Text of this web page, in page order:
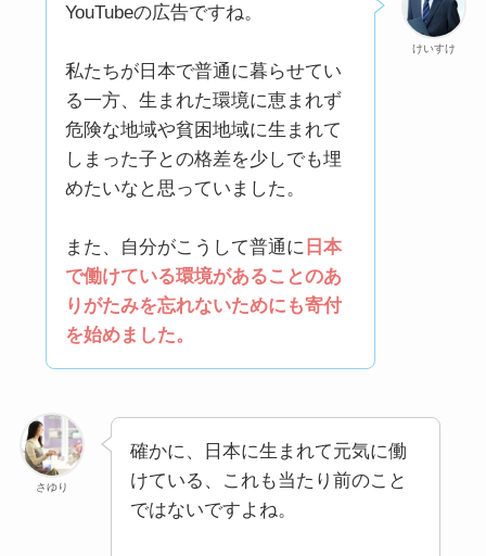
けいすけ
YouTubeの広告ですね。
私たちが日本で普通に暮らせてい
る一方、生まれた環境に恵まれず
危険な地域や貧困地域に生まれて
しまった子との格差を少しでも埋
めたいなと思っていました。
また、自分がこうして普通に 日本
で働けている環境があることのあ
りがたみを忘れないためにも寄付
を始めました。
さゆり
確かに、日本に生まれて元気に働
けている、これも当たり前のこと
ではないですよね。